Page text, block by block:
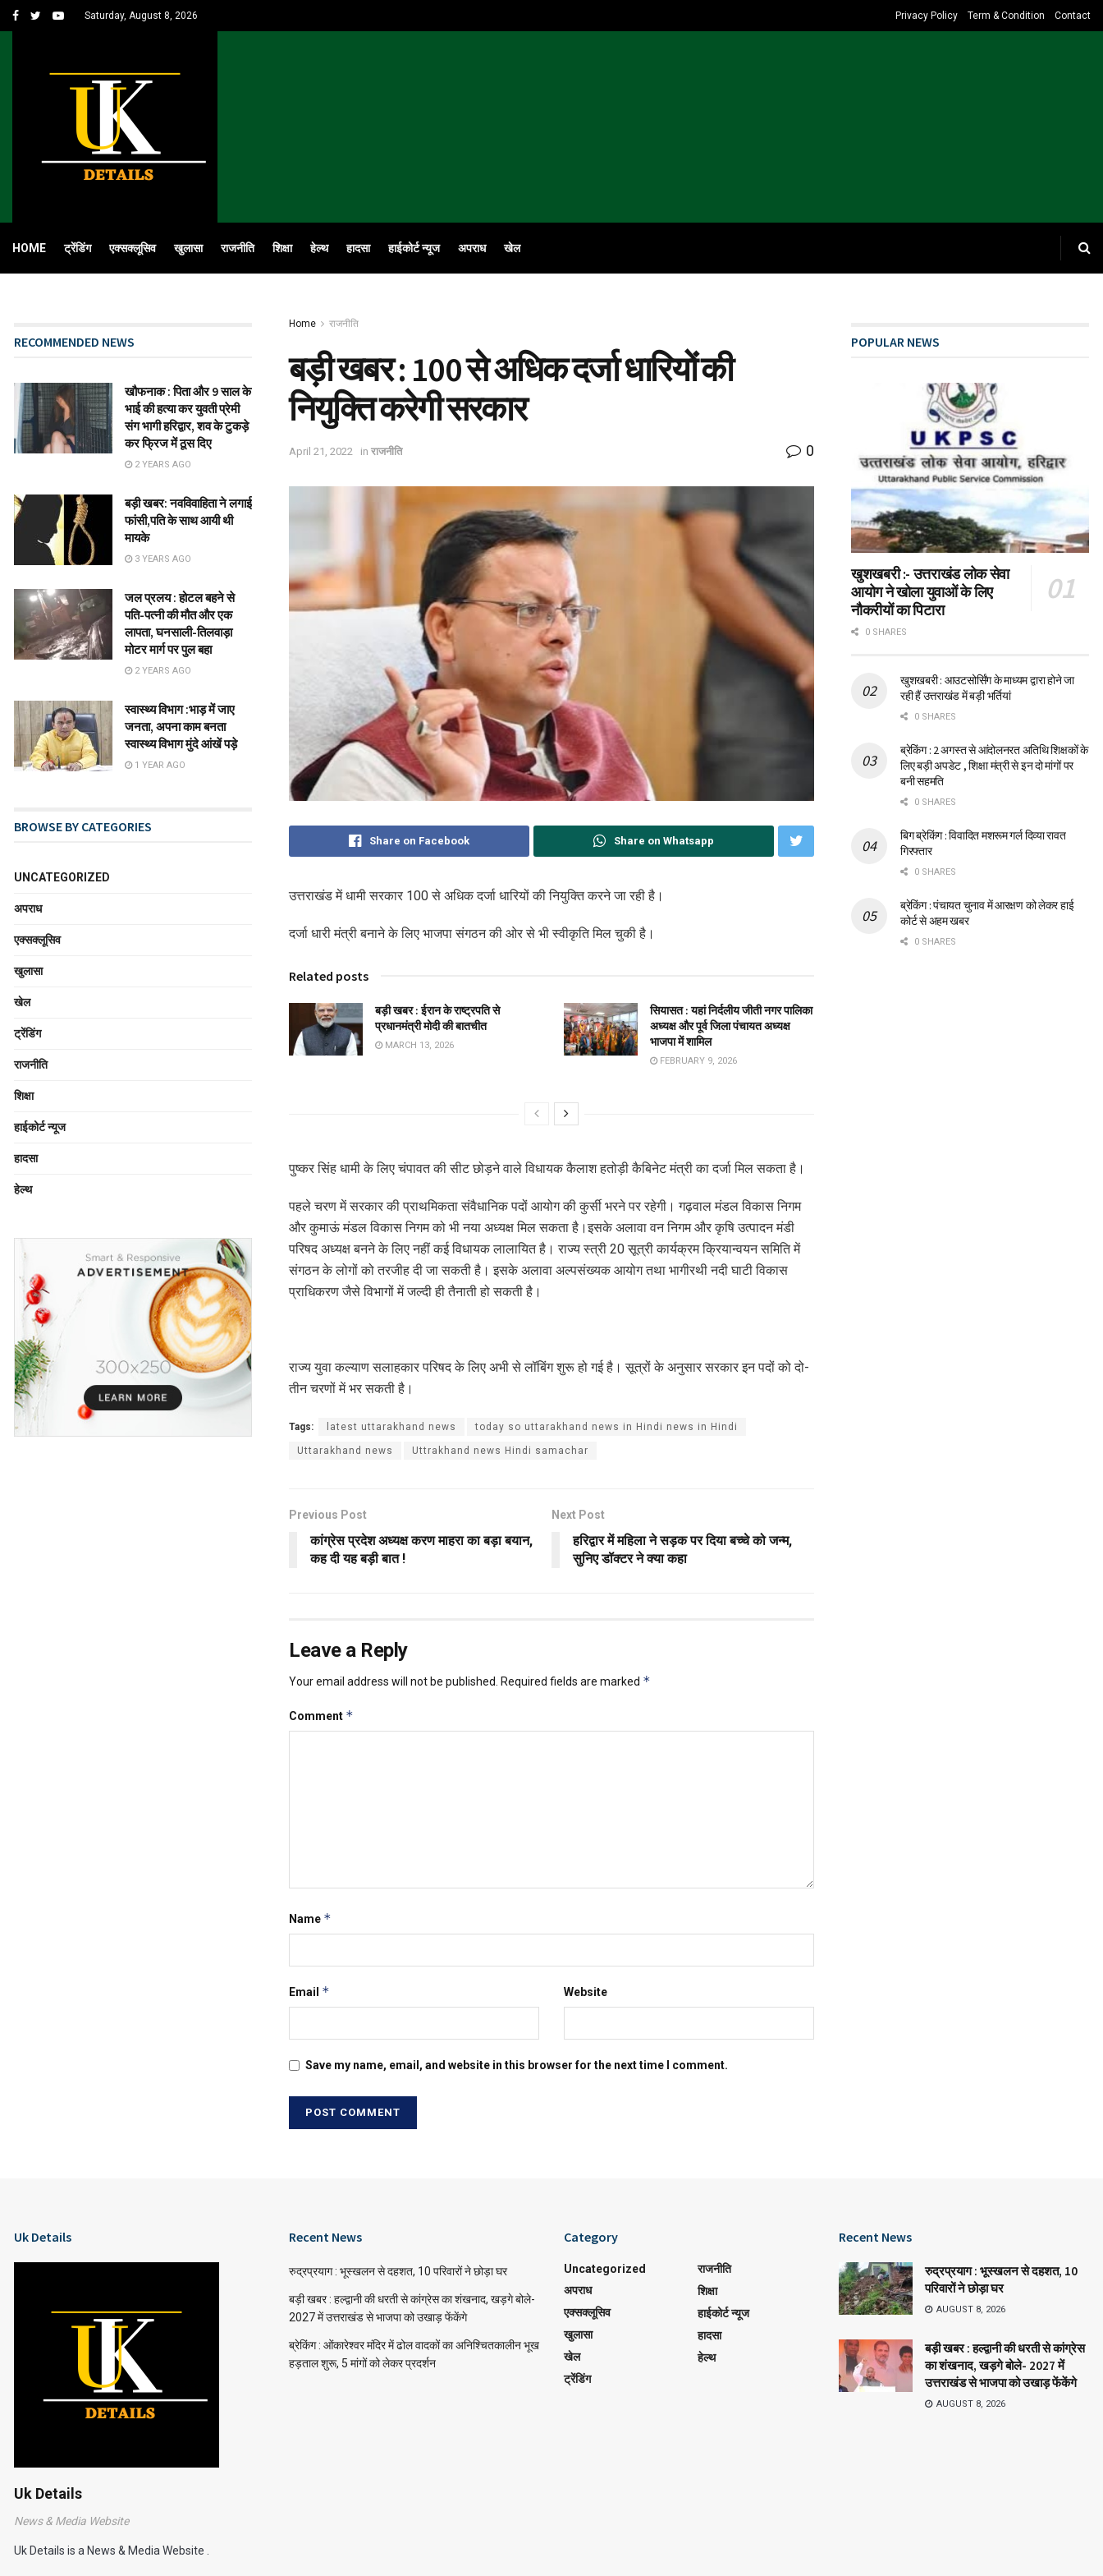
Saturday, August 8, 2026 Privacy Policy Term & Condition Contact
HOME ट्रेंडिंग एक्सक्लूसिव खुलासा राजनीति शिक्षा हेल्थ हादसा हाईकोर्ट न्यूज अपराध खेल
Home राजनीति
बड़ी खबर : 100 से अधिक दर्जा धारियों की
नियुक्ति करेगी सरकार
April 21, 2022 in राजनीति 0
Share on Facebook Share on Whatsapp
उत्तराखंड में धामी सरकार 100 से अधिक दर्जा धारियों की नियुक्ति करने जा रही है।
दर्जा धारी मंत्री बनाने के लिए भाजपा संगठन की ओर से भी स्वीकृति मिल चुकी है।
Related posts
बड़ी खबर : ईरान के राष्ट्रपति से
प्रधानमंत्री मोदी की बातचीत
MARCH 13, 2026
सियासत : यहां निर्दलीय जीती नगर पालिका
अध्यक्ष और पूर्व जिला पंचायत अध्यक्ष
भाजपा में शामिल
FEBRUARY 9, 2026
पुष्कर सिंह धामी के लिए चंपावत की सीट छोड़ने वाले विधायक कैलाश हतोड़ी कैबिनेट मंत्री का दर्जा मिल सकता है।
पहले चरण में सरकार की प्राथमिकता संवैधानिक पदों आयोग की कुर्सी भरने पर रहेगी। गढ़वाल मंडल विकास निगम
और कुमाऊं मंडल विकास निगम को भी नया अध्यक्ष मिल सकता है।इसके अलावा वन निगम और कृषि उत्पादन मंडी
परिषद अध्यक्ष बनने के लिए नहीं कई विधायक लालायित है। राज्य स्त्री 20 सूत्री कार्यक्रम क्रियान्वयन समिति में
संगठन के लोगों को तरजीह दी जा सकती है। इसके अलावा अल्पसंख्यक आयोग तथा भागीरथी नदी घाटी विकास
प्राधिकरण जैसे विभागों में जल्दी ही तैनाती हो सकती है।
राज्य युवा कल्याण सलाहकार परिषद के लिए अभी से लॉबिंग शुरू हो गई है। सूत्रों के अनुसार सरकार इन पदों को दो-
तीन चरणों में भर सकती है।
Tags: latest uttarakhand news today so uttarakhand news in Hindi news in Hindi
Uttarakhand news Uttrakhand news Hindi samachar
Previous Post
कांग्रेस प्रदेश अध्यक्ष करण माहरा का बड़ा बयान,
कह दी यह बड़ी बात !
Next Post
हरिद्वार में महिला ने सड़क पर दिया बच्चे को जन्म,
सुनिए डॉक्टर ने क्या कहा
Leave a Reply
Your email address will not be published. Required fields are marked *
Comment *
Name *
Email * Website
Save my name, email, and website in this browser for the next time I comment.
RECOMMENDED NEWS
खौफनाक : पिता और 9 साल के
भाई की हत्या कर युवती प्रेमी
संग भागी हरिद्वार, शव के टुकड़े
कर फ्रिज में ठूस दिए
2 YEARS AGO
बड़ी खबर: नवविवाहिता ने लगाई
फांसी,पति के साथ आयी थी
मायके
3 YEARS AGO
जल प्रलय : होटल बहने से
पति-पत्नी की मौत और एक
लापता, घनसाली-तिलवाड़ा
मोटर मार्ग पर पुल बहा
2 YEARS AGO
स्वास्थ्य विभाग :भाड़ में जाए
जनता, अपना काम बनता
स्वास्थ्य विभाग मुंदे आंखें पड़े
1 YEAR AGO
BROWSE BY CATEGORIES
UNCATEGORIZED
अपराध
एक्सक्लूसिव
खुलासा
खेल
ट्रेंडिंग
राजनीति
शिक्षा
हाईकोर्ट न्यूज
हादसा
हेल्थ
POPULAR NEWS
खुशखबरी :- उत्तराखंड लोक सेवा
आयोग ने खोला युवाओं के लिए
नौकरीयों का पिटारा
0 SHARES
खुशखबरी : आउटसोर्सिंग के माध्यम द्वारा होने जा
रही हैं उत्तराखंड में बड़ी भर्तियां
0 SHARES
ब्रेकिंग : 2 अगस्त से आंदोलनरत अतिथि शिक्षकों के
लिए बड़ी अपडेट , शिक्षा मंत्री से इन दो मांगों पर
बनी सहमति
0 SHARES
बिग ब्रेकिंग : विवादित मशरूम गर्ल दिव्या रावत
गिरफ्तार
0 SHARES
ब्रेकिंग : पंचायत चुनाव में आरक्षण को लेकर हाई
कोर्ट से अहम खबर
0 SHARES
Uk Details
Uk Details
News & Media Website
Uk Details is a News & Media Website .
Recent News
रुद्रप्रयाग : भूस्खलन से दहशत, 10 परिवारों ने छोड़ा घर
बड़ी खबर : हल्द्वानी की धरती से कांग्रेस का शंखनाद, खड़गे बोले-
2027 में उत्तराखंड से भाजपा को उखाड़ फेंकेंगे
ब्रेकिंग : ओंकारेश्वर मंदिर में ढोल वादकों का अनिश्चितकालीन भूख
हड़ताल शुरू, 5 मांगों को लेकर प्रदर्शन
Category
Uncategorized
अपराध
एक्सक्लूसिव
खुलासा
खेल
ट्रेंडिंग
राजनीति
शिक्षा
हाईकोर्ट न्यूज
हादसा
हेल्थ
Recent News
रुद्रप्रयाग : भूस्खलन से दहशत, 10
परिवारों ने छोड़ा घर
AUGUST 8, 2026
बड़ी खबर : हल्द्वानी की धरती से कांग्रेस
का शंखनाद, खड़गे बोले- 2027 में
उत्तराखंड से भाजपा को उखाड़ फेंकेंगे
AUGUST 8, 2026